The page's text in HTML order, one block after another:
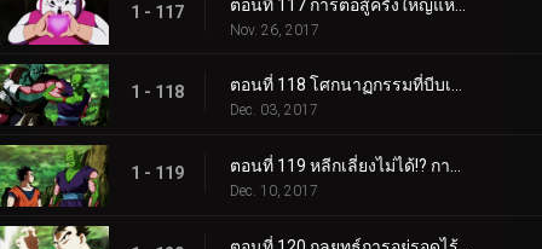
1 - 117
Nov. 26, 2017
1 - 118 ตอนที่ 118 โศกนาฏกรรมที่บีบเร่ง จักรวาลที่หายไปคือ...
Dec. 03, 2017
1 - 119
Dec. 10, 2017